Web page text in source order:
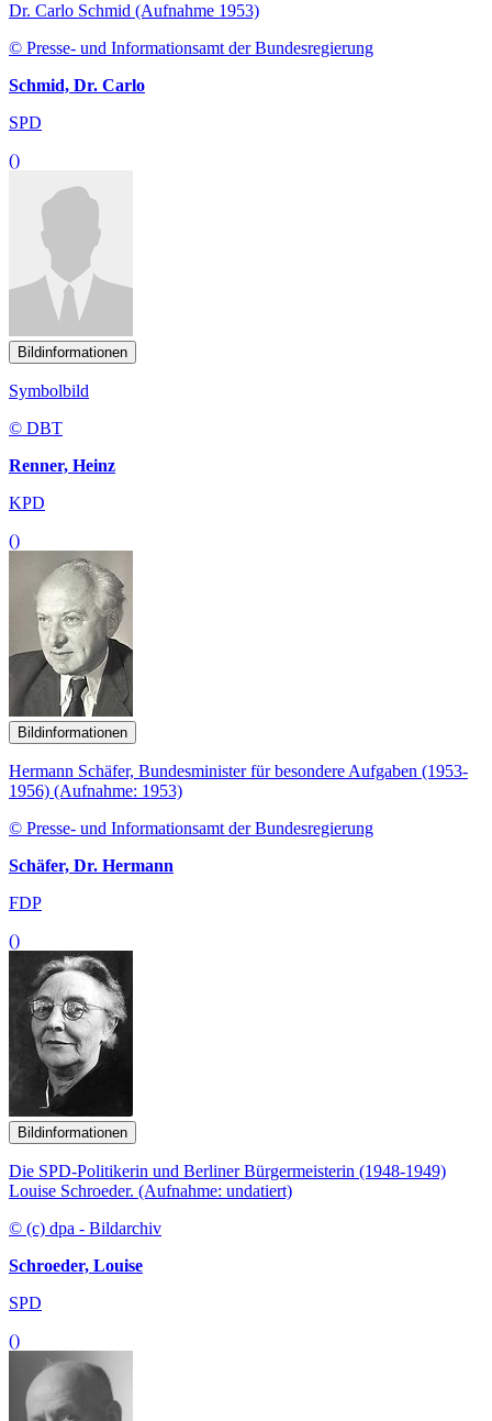
Dr. Carlo Schmid (Aufnahme 1953)
© Presse- und Informationsamt der Bundesregierung
Schmid, Dr. Carlo
SPD
()
Bildinformationen
Symbolbild
© DBT
Renner, Heinz
KPD
()
Bildinformationen
Hermann Schäfer, Bundesminister für besondere Aufgaben (1953-
1956) (Aufnahme: 1953)
© Presse- und Informationsamt der Bundesregierung
Schäfer, Dr. Hermann
FDP
()
Bildinformationen
Die SPD-Politikerin und Berliner Bürgermeisterin (1948-1949)
Louise Schroeder. (Aufnahme: undatiert)
© (c) dpa - Bildarchiv
Schroeder, Louise
SPD
()